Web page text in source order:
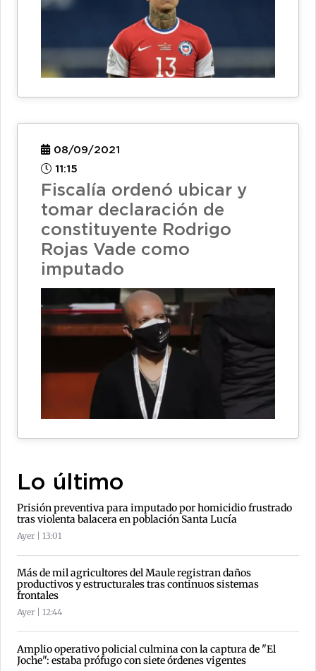
08/09/2021
11:15
Fiscalía ordenó ubicar y
tomar declaración de
constituyente Rodrigo
Rojas Vade como
imputado
Lo último
Prisión preventiva para imputado por homicidio frustrado
tras violenta balacera en población Santa Lucía
Ayer | 13:01
Más de mil agricultores del Maule registran daños
productivos y estructurales tras continuos sistemas
frontales
Ayer | 12:44
Amplio operativo policial culmina con la captura de "El
Joche": estaba prófugo con siete órdenes vigentes